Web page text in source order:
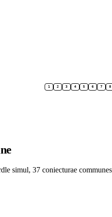
1 2 3 4 5 6 7 8
simul, 37 coniecturae